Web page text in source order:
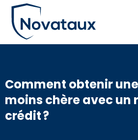
Comment obtenir
moins chère avec un
crédit ?